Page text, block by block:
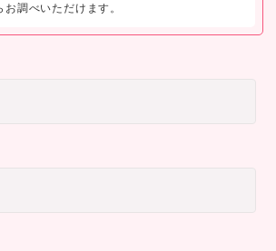
お調べいただけます。